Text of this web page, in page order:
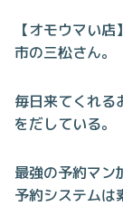
【オモウマい
市の三松さん。
毎日来てくれる
をだしている。
最強の予約マン
予約システムは